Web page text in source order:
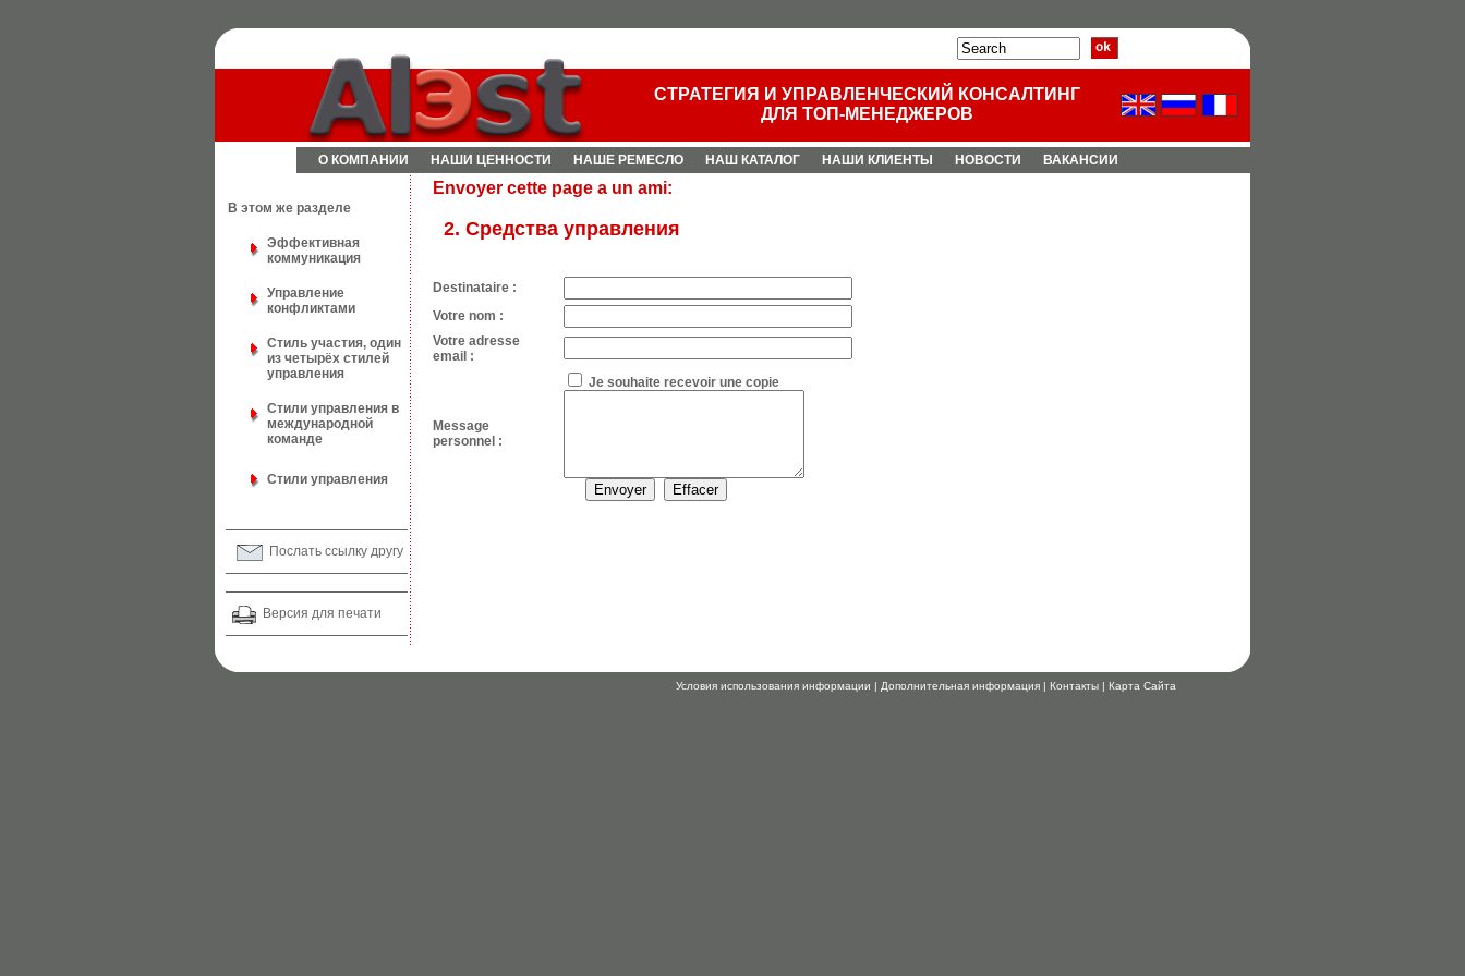
СТРАТЕГИЯ И УПРАВЛЕНЧЕСКИЙ КОНСАЛТИНГ
ДЛЯ ТОП-МЕНЕДЖЕРОВ
О КОМПАНИИ НАШИ ЦЕННОСТИ НАШЕ РЕМЕСЛО НАШ КАТАЛОГ НАШИ КЛИЕНТЫ НОBОCТИ ВАКАНСИИ
В этом же разделе
Эффективная
коммуникация
Управление
конфликтами
Стиль участия, один
из четырёх стилей
управления
Стили управления в
международной
команде
Стили управления
Послать ссылку другу
Версия для печати
Envoyer cette page a un ami:
2. Средства управления
Destinataire :
Votre nom :
Votre adresse
email :
Je souhaite recevoir une copie
Message
personnel :
Условия использования информации | Дополнительная информация | Контакты | Карта Сайта